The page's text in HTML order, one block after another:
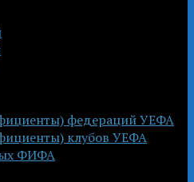
федераций УЕФА
клубов УЕФА
ФИФА